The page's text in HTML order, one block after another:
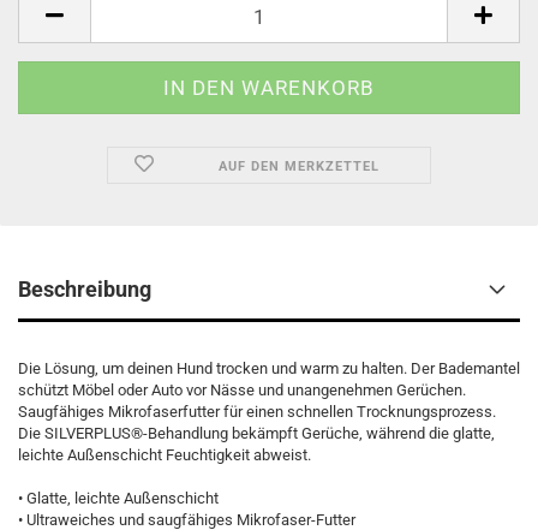
AUF DEN MERKZETTEL
Beschreibung
Die Lösung, um deinen Hund trocken und warm zu halten. Der Bademantel
schützt Möbel oder Auto vor Nässe und unangenehmen Gerüchen.
Saugfähiges Mikrofaserfutter für einen schnellen Trocknungsprozess.
Die SILVERPLUS®-Behandlung bekämpft Gerüche, während die glatte,
leichte Außenschicht Feuchtigkeit abweist.
• Glatte, leichte Außenschicht
• Ultraweiches und saugfähiges Mikrofaser-Futter